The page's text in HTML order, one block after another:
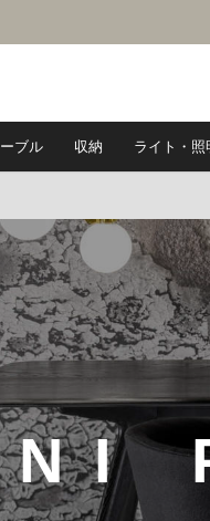
ブル 収納 ライト・照